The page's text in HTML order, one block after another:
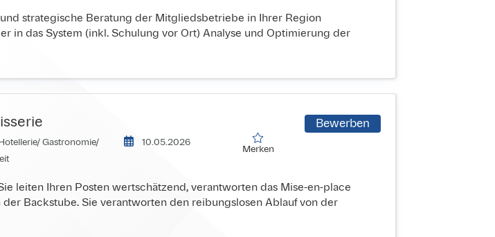
strategische Beratung der Mitgliedsbetriebe in Ihrer Region
in das System (inkl. Schulung vor Ort) Analyse und Optimierung der
Hotellerie/ Gastronomie/
10.05.2026
Merken
Merken
Bewerben
leiten Ihren Posten wertschätzend, verantworten das Mise-en-place
Backstube. Sie verantworten den reibungslosen Ablauf von der